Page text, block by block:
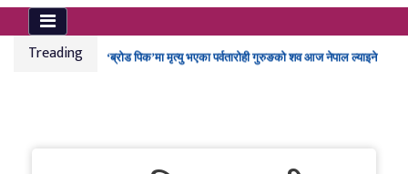
Treading
‘ब्रोड पिक’मा मृत्यु भएका पर्वतारोही गुरुङको शव आज नेपाल ल्याइने